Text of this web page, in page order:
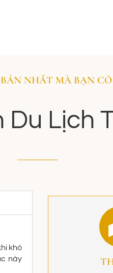
NHẤT MÀ BẠN
Du Lịch
khó
này